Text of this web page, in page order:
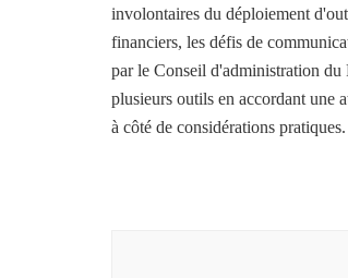
involontaires du déploiement
financiers, les défis de
par le Conseil d'administration
plusieurs outils en accordant une
à côté de considérations pratiques.